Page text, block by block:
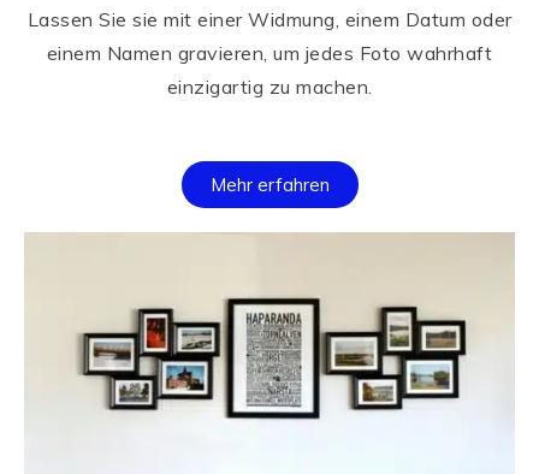
Lassen Sie sie mit einer Widmung, einem Datum oder
einem Namen gravieren, um jedes Foto wahrhaft
einzigartig zu machen.
Mehr erfahren